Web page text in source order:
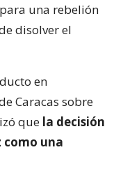
una rebelión
disolver el
en
Caracas sobre
que la decisión
como una